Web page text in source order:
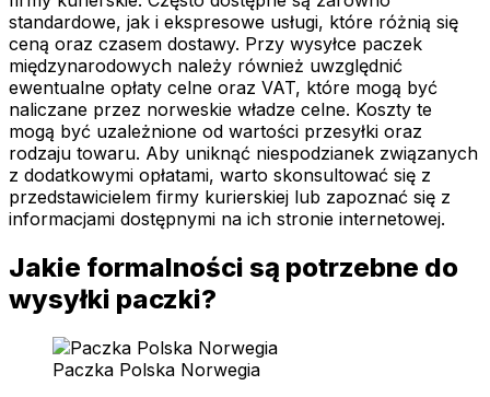
standardowe, jak i ekspresowe usługi, które różnią się
ceną oraz czasem dostawy. Przy wysyłce paczek
międzynarodowych należy również uwzględnić
ewentualne opłaty celne oraz VAT, które mogą być
naliczane przez norweskie władze celne. Koszty te
mogą być uzależnione od wartości przesyłki oraz
rodzaju towaru. Aby uniknąć niespodzianek związanych
z dodatkowymi opłatami, warto skonsultować się z
przedstawicielem firmy kurierskiej lub zapoznać się z
informacjami dostępnymi na ich stronie internetowej.
Jakie formalności są potrzebne do
wysyłki paczki?
Paczka Polska Norwegia